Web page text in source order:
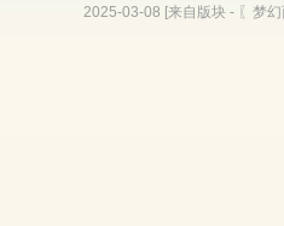
2025-03-08 [来自版块 - 〖梦